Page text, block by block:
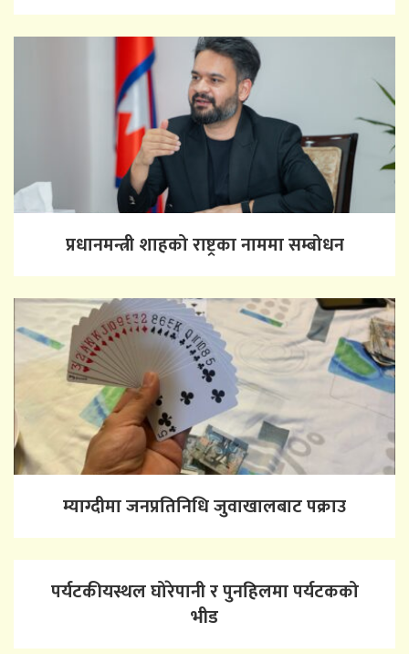
प्रधानमन्त्री शाहको राष्ट्रका नाममा सम्बोधन
म्याग्दीमा जनप्रतिनिधि जुवाखालबाट पक्राउ
पर्यटकीयस्थल घोरेपानी र पुनहिलमा पर्यटकको
भीड